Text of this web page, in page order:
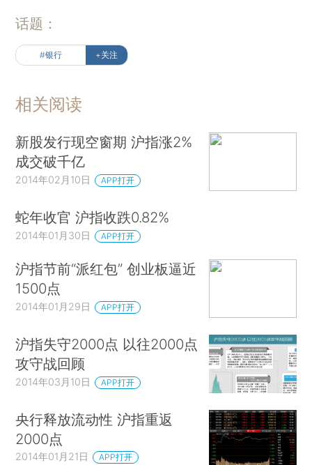
话题：
#银行 +关注
相关阅读
新股发行现空窗期 沪指涨2%
成交破千亿
2014年02月10日 APP打开
蛇年收官 沪指收跌0.82%
2014年01月30日 APP打开
沪指节前“派红包” 创业板逼近
1500点
2014年01月29日 APP打开
沪指失守2000点 以往2000点
攻守战回顾
2014年03月10日 APP打开
央行释放流动性 沪指重返
2000点
2014年01月21日 APP打开